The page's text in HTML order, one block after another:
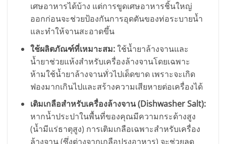
เศษอาหารได้บ้าง แต่การขูดเศษอาหารชิ้นใหญ่
ออกก่อนจะช่วยป้องกันการอุดตันของท่อระบายน้ำ
และทำให้จานสะอาดขึ้น
ใช้ผลิตภัณฑ์ที่เหมาะสม:ใช้น้ำยาล้างจานและ
น้ำยาช่วยแห้งสำหรับเครื่องล้างจานโดยเฉพาะ
ห้ามใช้น้ำยาล้างจานทั่วไปเด็ดขาด เพราะจะเกิด
ฟองมากเกินไปและสร้างความเสียหายต่อเครื่องได้
เติมเกลือสำหรับเครื่องล้างจาน (Dishwasher Salt):
หากน้ำประปาในพื้นที่ของคุณมีความกระด้างสูง
(น้ำมีแร่ธาตุสูง) การเติมเกลือเฉพาะสำหรับเครื่อง
ล้างจาน (ซึ่งต่างจากเกลือปรุงอาหาร) จะช่วยลด